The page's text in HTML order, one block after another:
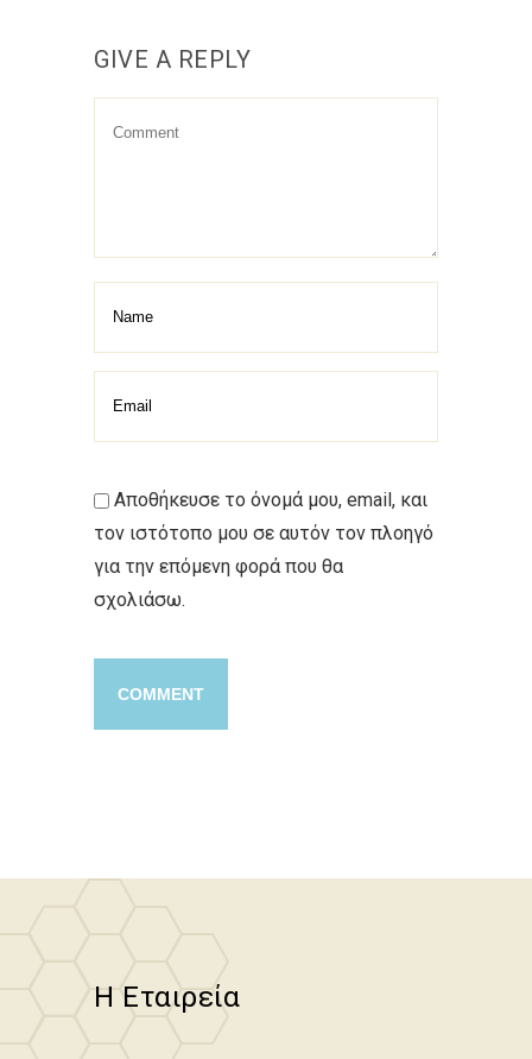
GIVE A REPLY
Αποθήκευσε το όνομά μου, email, και
τον ιστότοπο μου σε αυτόν τον πλοηγό
για την επόμενη φορά που θα
σχολιάσω.
Η Εταιρεία